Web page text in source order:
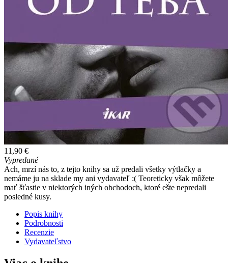
11,90 €
Vypredané
Ach, mrzí nás to, z tejto knihy sa už predali všetky výtlačky a
nemáme ju na sklade my ani vydavateľ :( Teoreticky však môžete
mať šťastie v niektorých iných obchodoch, ktoré ešte nepredali
posledné kusy.
Popis knihy
Podrobnosti
Recenzie
Vydavateľstvo